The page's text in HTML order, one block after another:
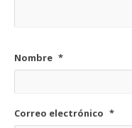
Nombre *
Correo electrónico *